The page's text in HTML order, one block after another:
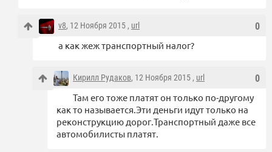
0
v8, 12 Ноября 2015 , url
а как жеж транспортный налог?
0
Кирилл Рудаков, 12 Ноября 2015 , url
Там его тоже платят он только по-другому
как то называется.Эти деньги идут только на
реконструкцию дорог.Транспортный даже все
автомобилисты платят.